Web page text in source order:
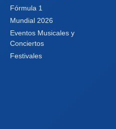
Fórmula 1
Mundial 2026
Eventos Musicales y
Conciertos
Festivales